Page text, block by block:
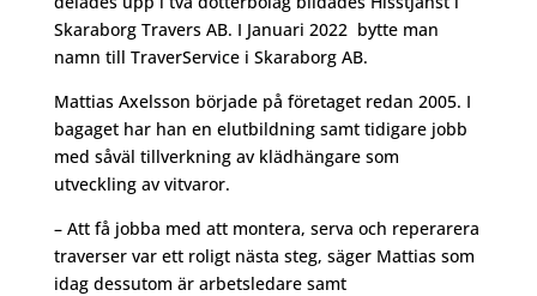
Skaraborg Travers AB. I Januari 2022 bytte man
namn till TraverService i Skaraborg AB.
Mattias Axelsson började på företaget redan 2005. I
bagaget har han en elutbildning samt tidigare jobb
med såväl tillverkning av klädhängare som
utveckling av vitvaror.
– Att få jobba med att montera, serva och reperarera
traverser var ett roligt nästa steg, säger Mattias som
idag dessutom är arbetsledare samt